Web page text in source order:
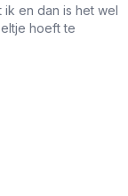
en dan is het wel
hoeft te